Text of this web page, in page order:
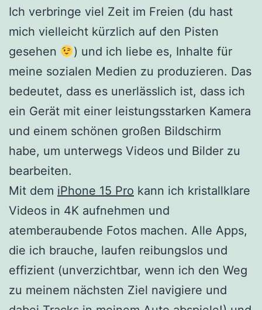
Ich verbringe viel Zeit im Freien (du hast
mich vielleicht kürzlich auf den Pisten
gesehen
) und ich liebe es, Inhalte für
meine sozialen Medien zu produzieren. Das
bedeutet, dass es unerlässlich ist, dass ich
ein Gerät mit einer leistungsstarken Kamera
und einem schönen großen Bildschirm
habe, um unterwegs Videos und Bilder zu
bearbeiten.
Mit dem iPhone 15 Pro kann ich kristallklare
Videos in 4K aufnehmen und
atemberaubende Fotos machen. Alle Apps,
die ich brauche, laufen reibungslos und
effizient (unverzichtbar, wenn ich den Weg
zu meinem nächsten Ziel navigiere und